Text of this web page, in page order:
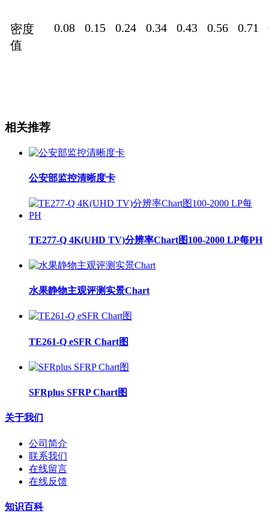
密度
值
0.08 0.15 0.24 0.34 0.43 0.56 0.71
相关推荐
公安部监控清晰度卡
TE277-Q 4K(UHD TV)分辨率Chart图100-2000 LP每PH
水果静物主观评测实景Chart
TE261-Q eSFR Chart图
SFRplus SFRP Chart图
关于我们
公司简介
联系我们
在线留言
在线反馈
知识百科